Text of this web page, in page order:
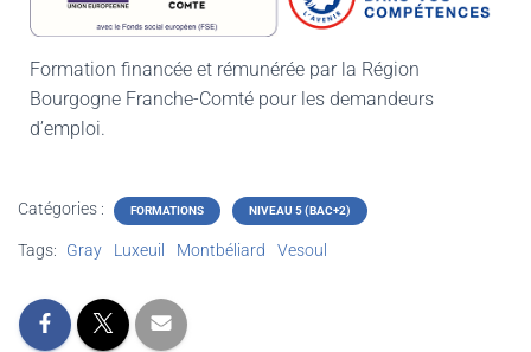
Formation financée et rémunérée par la Région
Bourgogne Franche-Comté pour les demandeurs
d’emploi.
Catégories : FORMATIONS NIVEAU 5 (BAC+2)
Tags: Gray Luxeuil Montbéliard Vesoul